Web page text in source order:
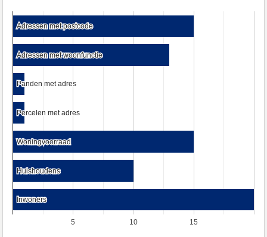
5 10 15
Adressen met postcode
Adressen met postcode
Adressen met woonfunctie
Adressen met woonfunctie
Panden met adres
Panden met adres
Percelen met adres
Percelen met adres
Woningvoorraad
Woningvoorraad
Huishoudens
Huishoudens
Inwoners
Inwoners